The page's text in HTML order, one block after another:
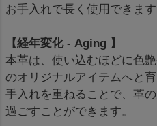
お手入れで長く使用できます
【経年変化 - Aging 】
本革は、使い込むほどに色
のオリジナルアイテムへと育
手入れを重ねることで、革
過ごすことができます。